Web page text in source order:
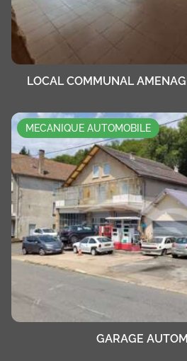
LOCAL COMMUNAL
MECANIQUE AUTOMOBILE
GARAGE